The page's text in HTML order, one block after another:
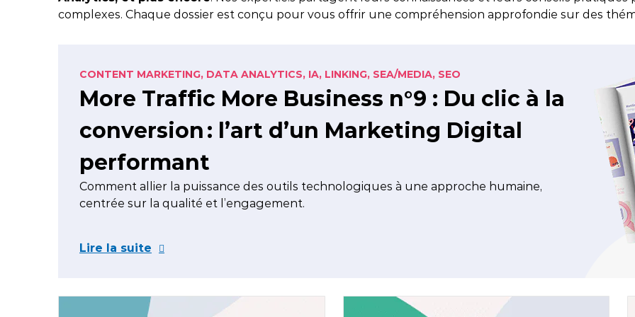
vos projets.
R&D, Innovation et IA
Nos évènements
Nos clients
Témoignages clients
complexes. Chaque dossier est conçu pour vous offrir une compréhension approfondie sur des
CONTENT MARKETING, DATA ANALYTICS, IA, LINKING, SEA/MEDIA, SEO
More Traffic More Business n°9 : Du clic à la
conversion : l’art d’un Marketing Digital
performant
Comment allier la puissance des outils technologiques à une approche humaine,
centrée sur la qualité et l’engagement.
Lire la suite